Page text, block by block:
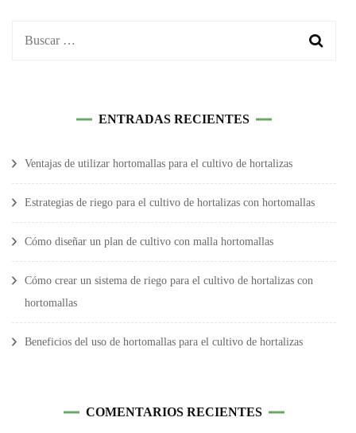
Buscar:
ENTRADAS RECIENTES
Ventajas de utilizar hortomallas para el cultivo de hortalizas
Estrategias de riego para el cultivo de hortalizas con hortomallas
Cómo diseñar un plan de cultivo con malla hortomallas
Cómo crear un sistema de riego para el cultivo de hortalizas con
hortomallas
Beneficios del uso de hortomallas para el cultivo de hortalizas
COMENTARIOS RECIENTES